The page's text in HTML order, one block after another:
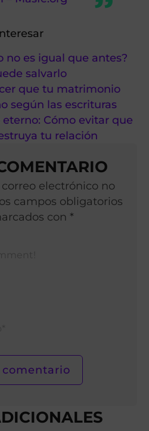
no es igual que antes?
salvarlo
que tu matrimonio
según las escrituras
Cómo evitar que
tu relación
electrónico no
campos obligatorios
con *